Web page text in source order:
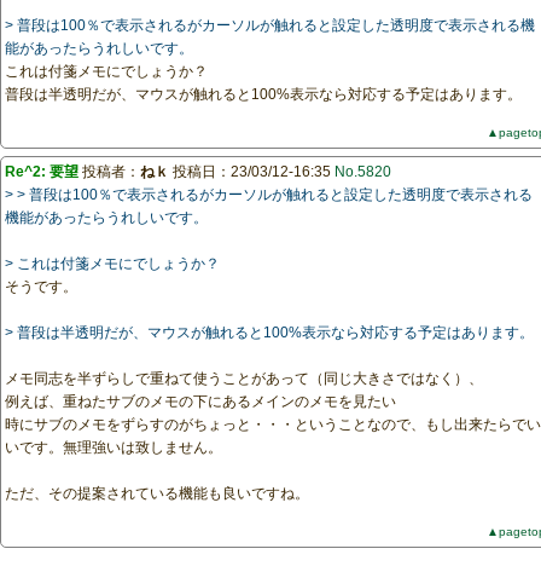
> 普段は100％で表示されるがカーソルが触れると設定した透明度で表示される機
能があったらうれしいです。
これは付箋メモにでしょうか？
普段は半透明だが、マウスが触れると100%表示なら対応する予定はあります。
Re^2: 要望 投稿者： ねｋ 投稿日：23/03/12-16:35 No.5820
> > 普段は100％で表示されるがカーソルが触れると設定した透明度で表示される
機能があったらうれしいです。
> これは付箋メモにでしょうか？
そうです。
> 普段は半透明だが、マウスが触れると100%表示なら対応する予定はあります。
メモ同志を半ずらしで重ねて使うことがあって（同じ大きさではなく）、
例えば、重ねたサブのメモの下にあるメインのメモを見たい
時にサブのメモをずらすのがちょっと・・・ということなので、もし出来たらでい
いです。無理強いは致しません。
ただ、その提案されている機能も良いですね。